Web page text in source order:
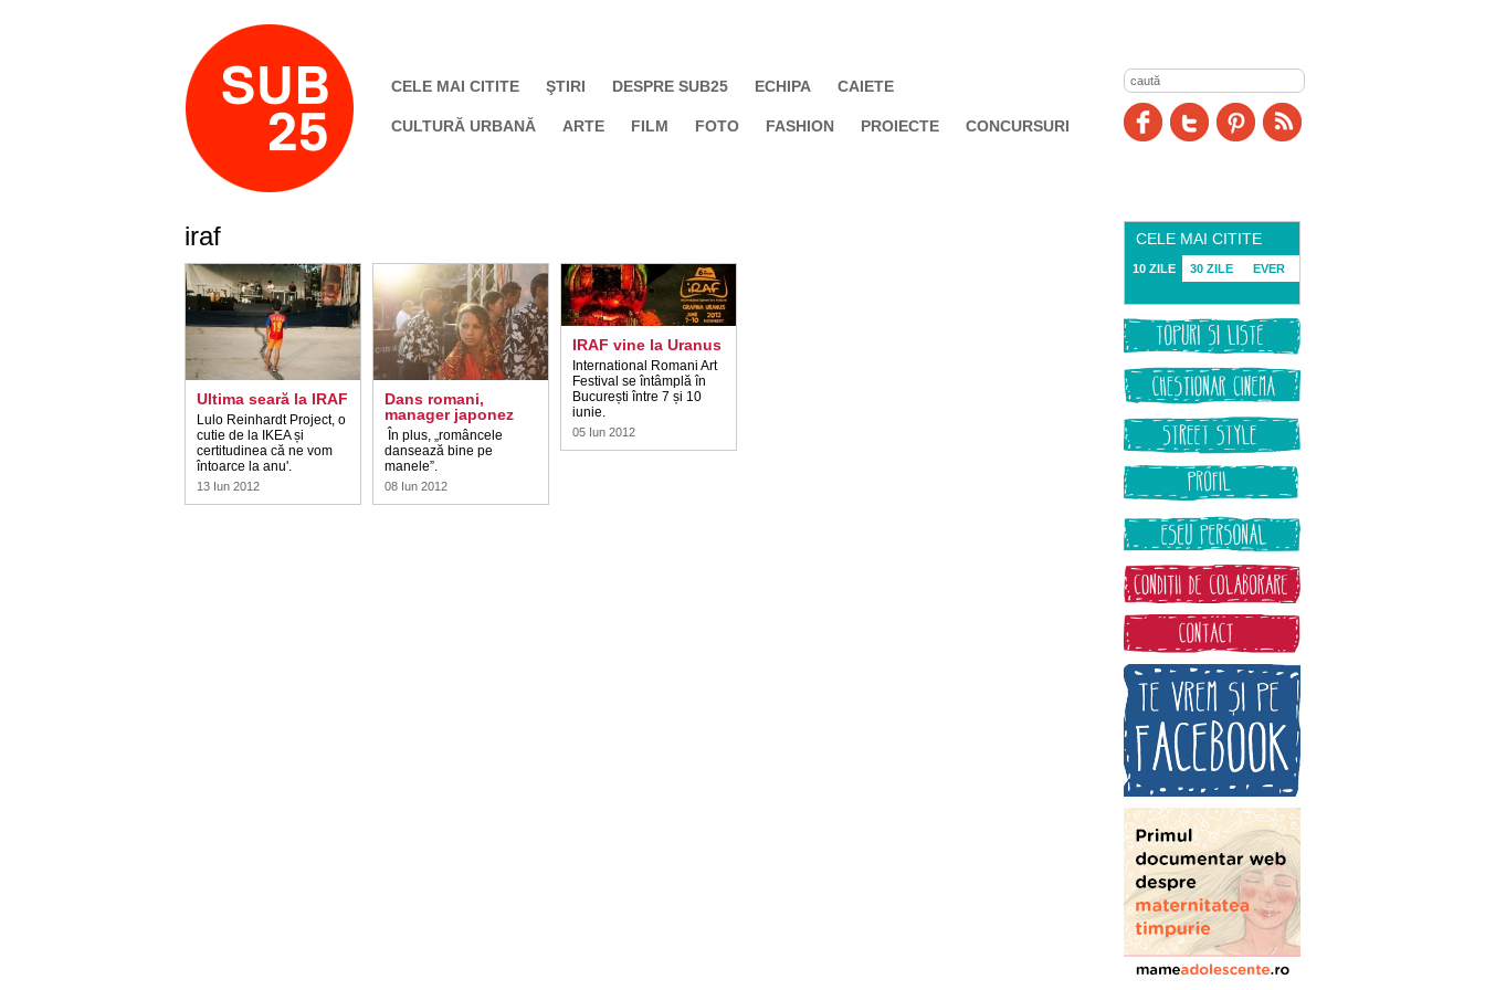
CELE MAI CITITE ŞTIRI DESPRE SUB25 ECHIPA CAIETE
CULTURĂ URBANĂ ARTE FILM FOTO FASHION PROIECTE CONCURSURI
iraf
Ultima seară la IRAF
Lulo Reinhardt Project, o
cutie de la IKEA și
certitudinea că ne vom
întoarce la anu'.
13 Iun 2012
Dans romani,
manager japonez
În plus, „româncele
dansează bine pe
manele”.
08 Iun 2012
IRAF vine la Uranus
International Romani Art
Festival se întâmplă în
București între 7 și 10
iunie.
05 Iun 2012
CELE MAI CITITE
10 ZILE 30 ZILE EVER